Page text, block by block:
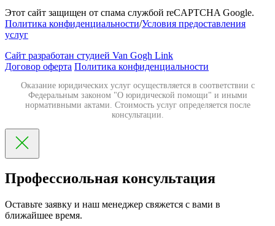
Этот сайт защищен от спама службой reCAPTCHA Google.
Политика конфиденциальности/Условия предоставления
услуг
Сайт разработан студией Van Gogh Link
Договор оферта Политика конфиденциальности
Оказание юридических услуг осуществляется в соответствии с
Федеральным законом "О юридической помощи" и иными
нормативными актами. Стоимость услуг определяется после
консультации.
Профессиольная консультация
Оставьте заявку и наш менеджер свяжется с вами в
ближайшее время.